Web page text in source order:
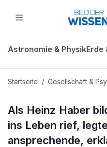
Astronomie & PhysikErde
Startseite / Gesellschaft &
Ich stelle den
Vordergrund
Als Heinz Haber
ins Leben rief,
ansprechende,